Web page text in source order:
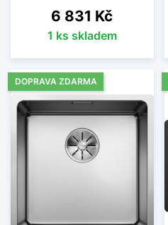
Cena
6 831 Kč
1 ks skladem
DOPRAVA ZDARMA